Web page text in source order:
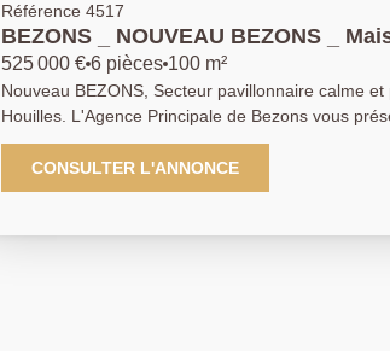
Référence 4517
BEZONS _ NOUVEAU BEZONS _
525 000 € 6 pièces 100 m²
Nouveau BEZONS, Secteur pavillonnaire calme et
Houilles. L'Agence Principale de Bezons vous
EXCLUSIVITE cette magnifique maison familiale 6
chambres offrant de très beaux volumes et
avec matériaux et prestations haut de gamme. La
CONSULTER L'ANNONCE